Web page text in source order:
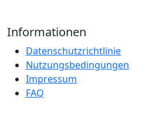
Informationen
Datenschutzrichtlinie
Nutzungsbedingungen
Impressum
FAQ